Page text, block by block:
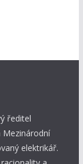
ředitel
Mezinárodní
elektrikář.